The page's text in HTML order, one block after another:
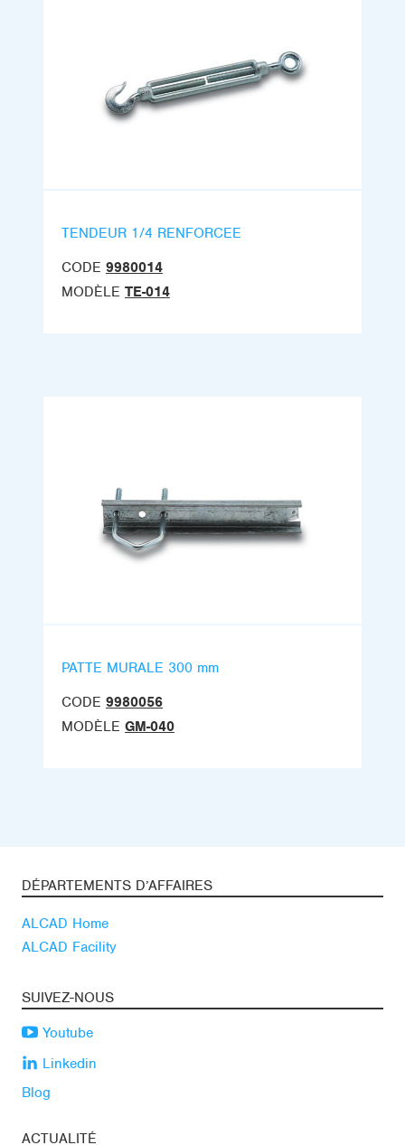
TENDEUR 1/4 RENFORCEE
CODE 9980014
MODÈLE TE-014
PATTE MURALE 300 mm
CODE 9980056
MODÈLE GM-040
DÉPARTEMENTS D’AFFAIRES
ALCAD Home
ALCAD Facility
SUIVEZ-NOUS
Youtube
Linkedin
Blog
ACTUALITÉ